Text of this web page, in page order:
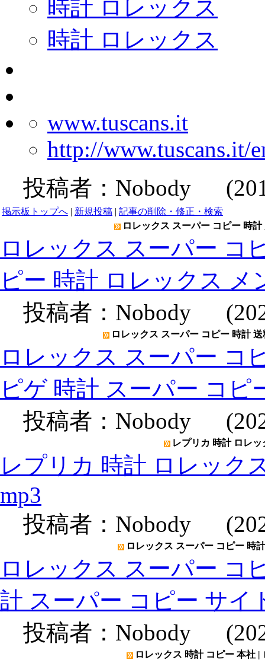
時計 ロレックス
時計 ロレックス
www.tuscans.it
http://www.tuscans.it/
投稿者： Nobody
掲示板トップへ | 新規投稿 | 記事の削除・修正・検索
ロレックス スーパー コピー 時
ロレックス スーパー コ
ピー 時計 ロレックス メ
投稿者： Nobody
ロレックス スーパー コピー 時計
ロレックス スーパー コ
ピゲ 時計 スーパー コピ
投稿者： Nobody
レプリカ 時計 ロレ
レプリカ 時計 ロレック
mp3
投稿者： Nobody
ロレックス スーパー コピー 時
ロレックス スーパー コ
計 スーパー コピー サイ
投稿者： Nobody
ロレックス 時計 コピー 本社